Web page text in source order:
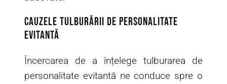
Cauzele Tulburării de Personalitate
Evitantă
Încercarea de a înțelege tulburarea de
personalitate evitantă ne conduce spre o